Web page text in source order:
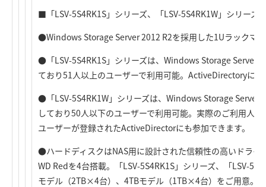
■「LSV-5S4RK1S」シリーズ、「LSV-5S4RK1W」シリーズ
●Windows Storage Server 2012 R2を採用した1Uラックマ
●「LSV-5S4RK1S」シリーズは、Windows Storage Server
ており51人以上のユーザーで利用可能。ActiveDirectoryに参
●「LSV-5S4RK1W」シリーズは、Windows Storage Server
しており50人以下のユーザーで利用可能。実際のご利用人
ユーザーが登録されたActiveDirectorにも参加できます。
●ハードディスクはNAS用に設計された信頼性の高いドライ
WD Redを4台搭載。「LSV-5S4RK1S」シリーズ、「LSV-
モデル（2TB×4台）、4TBモデル（1TB×4台）をご用意。